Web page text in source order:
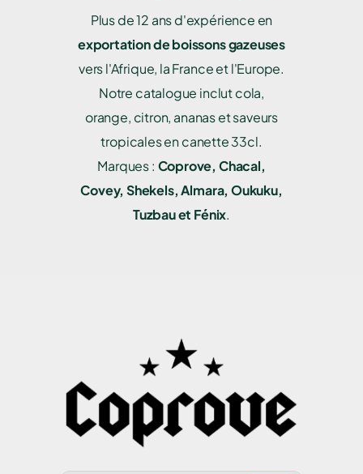
Plus de 12 ans d'expérience en
exportation de boissons gazeuses
vers l'Afrique, la France et l'Europe.
Notre catalogue inclut cola,
orange, citron, ananas et saveurs
tropicales en canette 33cl.
Marques : Coprove, Chacal,
Covey, Shekels, Almara, Oukuku,
Tuzbau et Fénix.